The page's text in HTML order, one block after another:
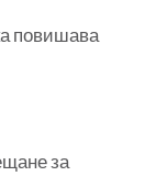
повишава
за